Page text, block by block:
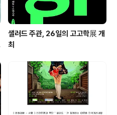
샐러드 주관, 26일의 고고학展 개
최